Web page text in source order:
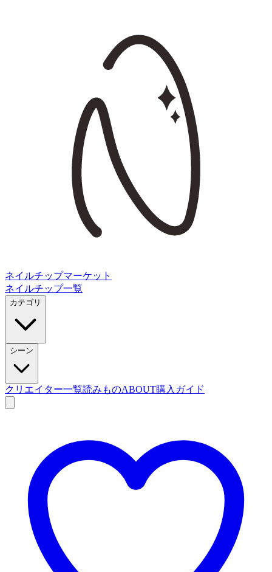
ネイルチップマーケット
ネイルチップ一覧
カテゴリ
シーン
クリエイター一覧読みものABOUT購入ガイド